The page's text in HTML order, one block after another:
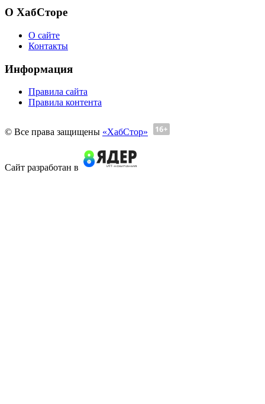
О ХабСторе
О сайте
Контакты
Информация
Правила сайта
Правила контента
© Все права защищены «ХабСтор»
Сайт разработан в